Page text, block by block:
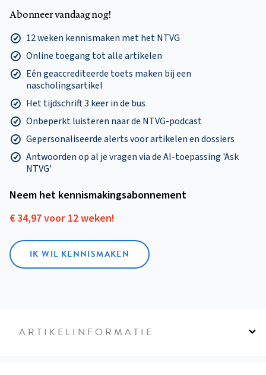
Abonneer vandaag nog!
12 weken kennismaken met het NTVG
Online toegang tot alle artikelen
Eén geaccrediteerde toets maken bij een
nascholingsartikel
Het tijdschrift 3 keer in de bus
Onbeperkt luisteren naar de NTVG-podcast
Gepersonaliseerde alerts voor artikelen en dossiers
Antwoorden op al je vragen via de AI-toepassing 'Ask
NTVG'
Neem het kennismakings­abonnement
€ 34,97 voor 12 weken!
IK WIL KENNISMAKEN
ARTIKELINFORMATIE